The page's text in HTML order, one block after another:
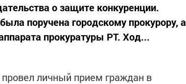
о защите конкуренции.
поручена городскому прокурору, а
прокуратуры РТ. Ход...
личный прием граждан в